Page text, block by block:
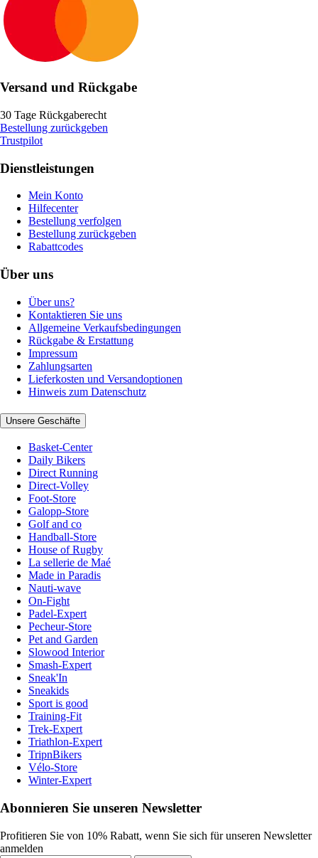
Versand und Rückgabe
30 Tage Rückgaberecht
Bestellung zurückgeben
Trustpilot
Dienstleistungen
Mein Konto
Hilfecenter
Bestellung verfolgen
Bestellung zurückgeben
Rabattcodes
Über uns
Über uns?
Kontaktieren Sie uns
Allgemeine Verkaufsbedingungen
Rückgabe & Erstattung
Impressum
Zahlungsarten
Lieferkosten und Versandoptionen
Hinweis zum Datenschutz
Unsere Geschäfte
Basket-Center
Daily Bikers
Direct Running
Direct-Volley
Foot-Store
Galopp-Store
Golf and co
Handball-Store
House of Rugby
La sellerie de Maé
Made in Paradis
Nauti-wave
On-Fight
Padel-Expert
Pecheur-Store
Pet and Garden
Slowood Interior
Smash-Expert
Sneak'In
Sneakids
Sport is good
Training-Fit
Trek-Expert
Triathlon-Expert
TripnBikers
Vélo-Store
Winter-Expert
Abonnieren Sie unseren Newsletter
Profitieren Sie von 10% Rabatt, wenn Sie sich für unseren Newsletter
anmelden